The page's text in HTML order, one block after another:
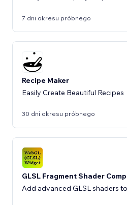
7 dni okresu próbnego
Recipe Maker
Easily Create Beautiful Recipes
30 dni okresu próbnego
GLSL Fragment Shader
Add advanced GLSL shaders